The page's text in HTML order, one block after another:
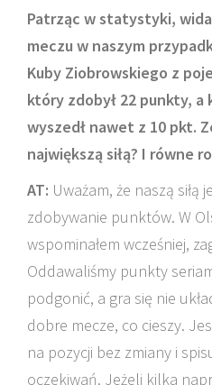
Patrząc w statystyki,
meczu w naszym
Kuby Ziobrowskiego z
który zdobył 22 punkty,
wyszedł nawet z 10 pkt.
największą siłą? I równe
AT: Uważam, że naszą siłą
zdobywanie punktów. W
wspominałem wcześniej,
Oddawaliśmy punkty
podgonić, a gra się nie
dobre mecze, co cieszy.
na pozycji bez zmiany i
oczekiwań. Jeżeli kilka